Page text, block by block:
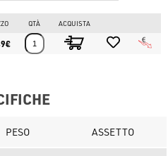
QTÀ ACQUISTA
PESO ASSETTO